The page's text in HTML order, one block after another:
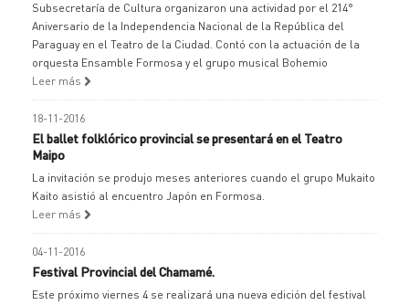
Subsecretaría de Cultura organizaron una actividad por el 214°
Aniversario de la Independencia Nacional de la República del
Paraguay en el Teatro de la Ciudad. Contó con la actuación de la
orquesta Ensamble Formosa y el grupo musical Bohemio
Leer más
18-11-2016
El ballet folklórico provincial se presentará en el Teatro
Maipo
La invitación se produjo meses anteriores cuando el grupo Mukaito
Kaito asistió al encuentro Japón en Formosa.
Leer más
04-11-2016
Festival Provincial del Chamamé.
Este próximo viernes 4 se realizará una nueva edición del festival